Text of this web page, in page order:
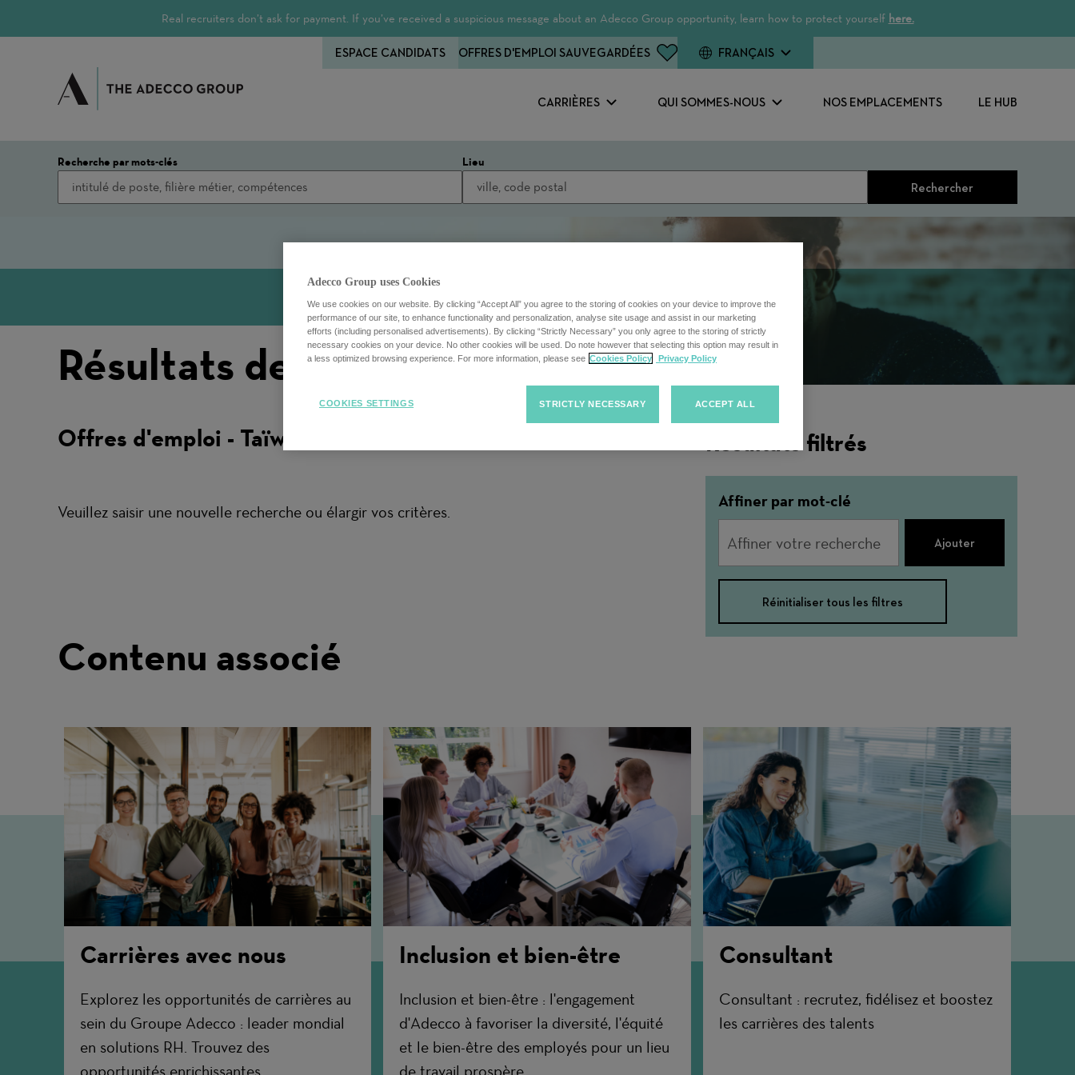
Real recruiters don’t ask for payment. If you’ve received a suspicious message about an Adecco Group opportunity, learn how to protect yourself here.
CARRIÈRES QUI SOMMES-NOUS NOS EMPLACEMENTS LE HUB
ESPACE CANDIDATS OFFRES D'EMPLOI SAUVEGARDÉES FRANÇAIS
Recherche par mots-clés Lieu
Rechercher
Résultats de recherche
Offres d'emploi - Taïwan
Veuillez saisir une nouvelle recherche ou élargir vos critères.
Résultats filtrés
Affiner par mot-clé
Ajouter
Réinitialiser tous les filtres
Contenu associé
Carrières avec nous
Explorez les opportunités de carrières au
sein du Groupe Adecco : leader mondial
en solutions RH. Trouvez des
Inclusion et bien-être
Inclusion et bien-être : l'engagement
d'Adecco à favoriser la diversité, l'équité
et le bien-être des employés pour un lieu
Consultant
Consultant : recrutez, fidélisez et boostez
les carrières des talents
Adecco Group uses Cookies
We use cookies on our website. By clicking “Accept All” you agree to the storing of cookies on your device to improve the
performance of our site, to enhance functionality and personalization, analyse site usage and assist in our marketing
efforts (including personalised advertisements). By clicking “Strictly Necessary” you only agree to the storing of strictly
necessary cookies on your device. No other cookies will be used. Do note however that selecting this option may result in
a less optimized browsing experience. For more information, please see Cookies Policy Privacy Policy
STRICTLY NECESSARY ACCEPT ALL
COOKIES SETTINGS